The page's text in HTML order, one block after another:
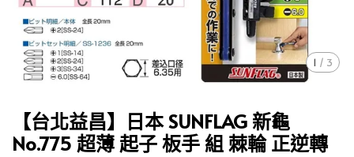
1 / 3
【台北益昌】日本 SUNFLAG 新龜
No.775 超薄 起子 板手 組 棘輪 正逆轉